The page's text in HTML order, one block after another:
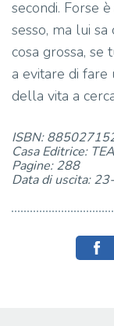
secondi. Forse
sesso, ma lui sa
cosa grossa, se
a evitare di fare
della vita a
ISBN:
Casa Editrice: TEA
Pagine: 288
Data di uscita: